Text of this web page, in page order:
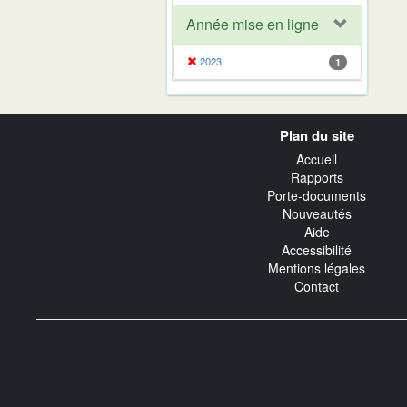
Année mise en ligne
2023 1
Plan du site
Accueil
Rapports
Porte-documents
Nouveautés
Aide
Accessibilité
Mentions légales
Contact